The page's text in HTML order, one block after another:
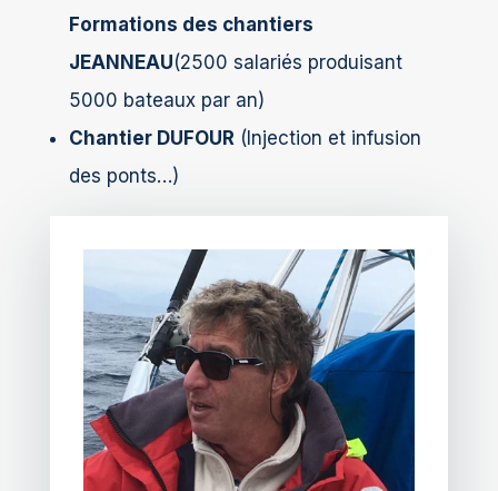
Formations des chantiers
JEANNEAU(2500 salariés produisant
5000 bateaux par an)
Chantier DUFOUR(Injection et infusion
des ponts…)